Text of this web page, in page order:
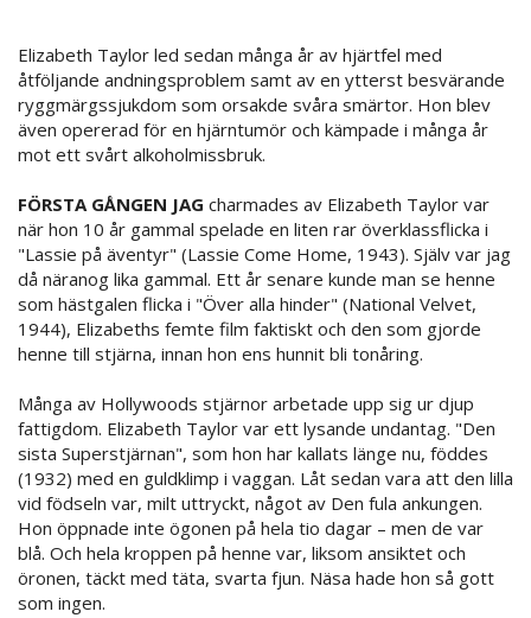
Elizabeth Taylor led sedan många år av hjärtfel med
åtföljande andningsproblem samt av en ytterst besvärande
ryggmärgssjukdom som orsakde svåra smärtor. Hon blev
även opererad för en hjärntumör och kämpade i många år
mot ett svårt alkoholmissbruk.
FÖRSTA GÅNGEN JAG charmades av Elizabeth Taylor var
när hon 10 år gammal spelade en liten rar överklassflicka i
"Lassie på äventyr" (Lassie Come Home, 1943). Själv var jag
då näranog lika gammal. Ett år senare kunde man se henne
som hästgalen flicka i "Över alla hinder" (National Velvet,
1944), Elizabeths femte film faktiskt och den som gjorde
henne till stjärna, innan hon ens hunnit bli tonåring.
Många av Hollywoods stjärnor arbetade upp sig ur djup
fattigdom. Elizabeth Taylor var ett lysande undantag. "Den
sista Superstjärnan", som hon har kallats länge nu, föddes
(1932) med en guldklimp i vaggan. Låt sedan vara att den lilla
vid födseln var, milt uttryckt, något av Den fula ankungen.
Hon öppnade inte ögonen på hela tio dagar – men de var
blå. Och hela kroppen på henne var, liksom ansiktet och
öronen, täckt med täta, svarta fjun. Näsa hade hon så gott
som ingen.